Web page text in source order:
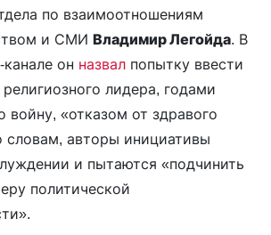
по взаимоотношениям
и СМИ Владимир Легойда. В
он назвал попытку ввести
лидера, годами
войну, «отказом от здравого
словам, авторы инициативы
и пытаются «подчинить
политической